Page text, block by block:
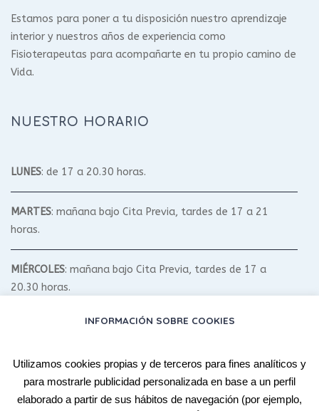
Estamos para poner a tu disposición nuestro aprendizaje
interior y nuestros años de experiencia como
Fisioterapeutas para acompañarte en tu propio camino de
Vida.
NUESTRO HORARIO
LUNES: de 17 a 20.30 horas.
MARTES: mañana bajo Cita Previa, tardes de 17 a 21
horas.
MIÉRCOLES: mañana bajo Cita Previa, tardes de 17 a
20.30 horas.
: mañana bajo Cita Previa, tardes de 17 a 20.30
VIERNES: bajo Cita Previa.
INFORMACIÓN SOBRE COOKIES
Utilizamos cookies propias y de terceros para fines analíticos y
para mostrarle publicidad personalizada en base a un perfil
elaborado a partir de sus hábitos de navegación (por ejemplo,